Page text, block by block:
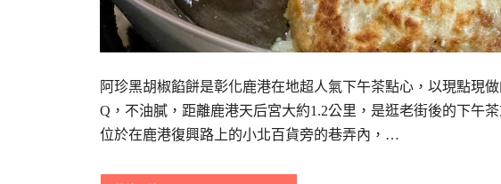
阿珍黑胡椒餡餅是彰化鹿港在地超人氣下午茶點心，以現點現
Q，不油膩，距離鹿港天后宮大約1.2公里，是逛老街後的下午
位於在鹿港復興路上的小北百貨旁的巷弄內，…